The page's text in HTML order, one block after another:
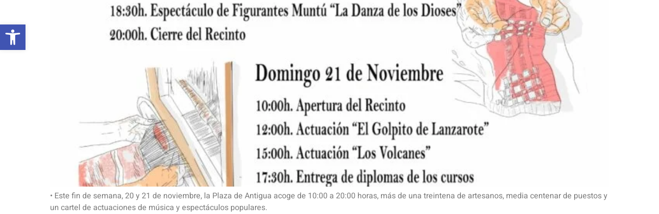
• Este fin de semana, 20 y 21 de noviembre, la Plaza de Antigua acoge de 10:00 a 20:00 horas, más de una treintena de artesanos, media centenar de puestos y
un cartel de actuaciones de música y espectáculos populares.
Abrir barra de herramientas